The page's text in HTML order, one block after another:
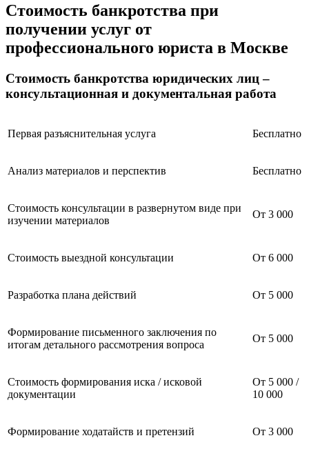
Стоимость банкротства при
получении услуг от
профессионального юриста в Москве
Стоимость банкротства юридических лиц –
консультационная и документальная работа
Первая разъяснительная услуга Бесплатно
Анализ материалов и перспектив Бесплатно
Стоимость консультации в развернутом виде при
изучении материалов
От 3 000
Стоимость выездной консультации От 6 000
Разработка плана действий От 5 000
Формирование письменного заключения по
итогам детального рассмотрения вопроса
От 5 000
Стоимость формирования иска / исковой
документации
От 5 000 /
10 000
Формирование ходатайств и претензий От 3 000